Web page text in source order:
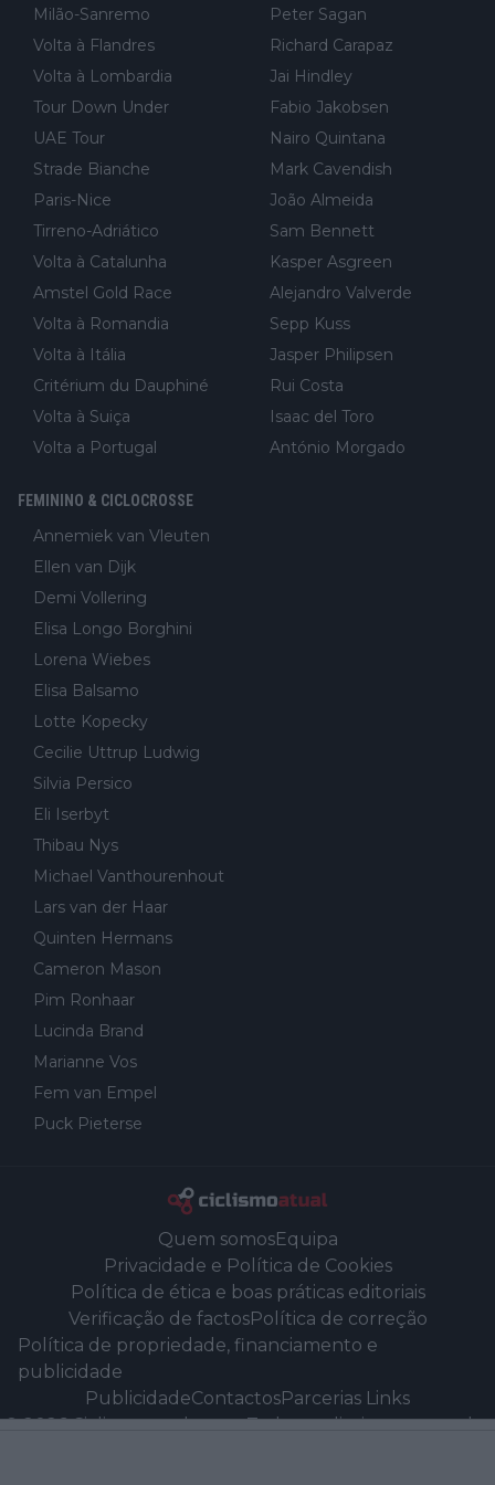
Milão-Sanremo
Volta à Flandres
Volta à Lombardia
Tour Down Under
UAE Tour
Strade Bianche
Paris-Nice
Tirreno-Adriático
Volta à Catalunha
Amstel Gold Race
Volta à Romandia
Volta à Itália
Critérium du Dauphiné
Volta à Suiça
Volta a Portugal
Peter Sagan
Richard Carapaz
Jai Hindley
Fabio Jakobsen
Nairo Quintana
Mark Cavendish
João Almeida
Sam Bennett
Kasper Asgreen
Alejandro Valverde
Sepp Kuss
Jasper Philipsen
Rui Costa
Isaac del Toro
António Morgado
FEMININO & CICLOCROSSE
Annemiek van Vleuten
Ellen van Dijk
Demi Vollering
Elisa Longo Borghini
Lorena Wiebes
Elisa Balsamo
Lotte Kopecky
Cecilie Uttrup Ludwig
Silvia Persico
Eli Iserbyt
Thibau Nys
Michael Vanthourenhout
Lars van der Haar
Quinten Hermans
Cameron Mason
Pim Ronhaar
Lucinda Brand
Marianne Vos
Fem van Empel
Puck Pieterse
Quem somosEquipa
Privacidade e Política de Cookies
Política de ética e boas práticas editoriais
Verificação de factosPolítica de correção
Política de propriedade, financiamento e
publicidade
PublicidadeContactosParcerias Links
©2026 Ciclismoatual.com-Todos os direitos reservados